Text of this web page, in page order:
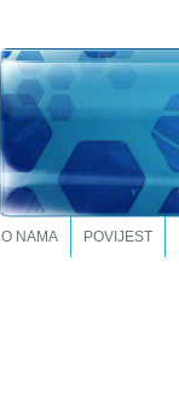
O NAMA POVIJEST